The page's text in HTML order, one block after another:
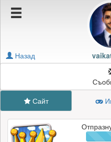
Подаръците на
Картичките на vaikata1967
Блокирай vaikata1967
Назад
Сайт